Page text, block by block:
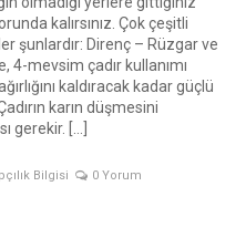
kalırsınız. Çok çeşitli
şunlardır: Direnç – Rüzgar ve
4-mevsim çadır kullanımı
kaldıracak kadar güçlü
karın düşmesini
gerekir. […]
Bilgisi 0 Yorum